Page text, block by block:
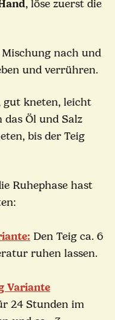
, löse zuerst die
Mischung nach und
und verrühren.
gut kneten, leicht
das Öl und Salz
bis der Teig
Ruhephase hast
Den Teig ca. 6
ruhen lassen.
Variante
24 Stunden im